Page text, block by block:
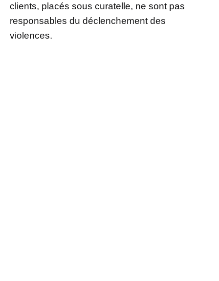
clients, placés sous curatelle, ne sont pas
responsables du déclenchement des
violences.